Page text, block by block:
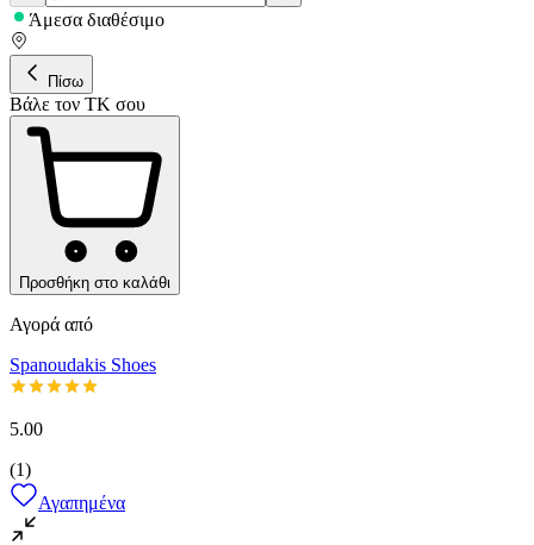
Άμεσα διαθέσιμο
Πίσω
Βάλε τον ΤΚ σου
Προσθήκη στο καλάθι
Αγορά από
Spanoudakis Shoes
5.00
(1)
Αγαπημένα